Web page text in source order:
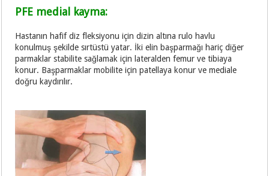
PFE medial kayma:
Hastanın hafif diz fleksiyonu için dizin altına rulo havlu
konulmuş şekilde sırtüstü yatar. İki elin başparmağı hariç diğer
parmaklar stabilite sağlamak için lateralden femur ve tibiaya
konur. Başparmaklar mobilite için patellaya konur ve mediale
doğru kaydırılır.